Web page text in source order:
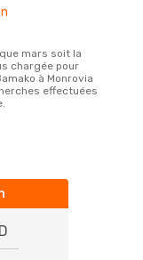
chargée pour
à Monrovia
effectuées